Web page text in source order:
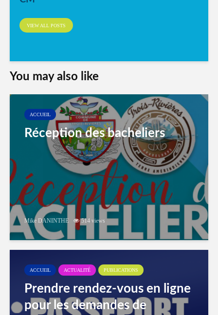
VIEW ALL POSTS
You may also like
ACCUEIL
Réception des bacheliers
Mike DANINTHE 514 views
ACCUEIL ACTUALITÉ PUBLICATIONS
Prendre rendez-vous en ligne
pour les demandes de